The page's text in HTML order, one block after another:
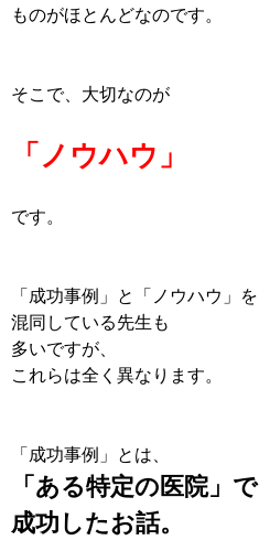
ものがほとんどなのです。
そこで、大切なのが
「ノウハウ」
です。
「成功事例」と「ノウハウ」を
混同している先生も
多いですが、
これらは全く異なります。
「成功事例」とは、
「ある特定の医院」で
成功したお話。